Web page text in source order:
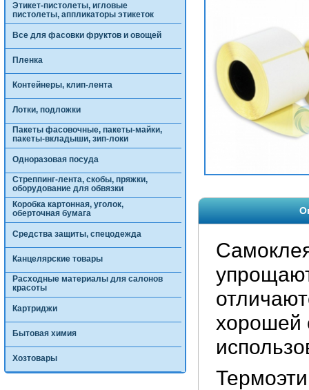
Этикет-пистолеты, игловые
пистолеты, аппликаторы этикеток
Все для фасовки фруктов и овощей
Пленка
Контейнеры, клип-лента
Лотки, подложки
Пакеты фасовочные, пакеты-майки,
пакеты-вкладыши, зип-локи
Одноразовая посуда
Стреппинг-лента, скобы, пряжки,
оборудование для обвязки
Коробка картонная, уголок,
оберточная бумага
Средства защиты, спецодежда
Канцелярские товары
Расходные материалы для салонов
красоты
Картриджи
Бытовая химия
Хозтовары
хорошей